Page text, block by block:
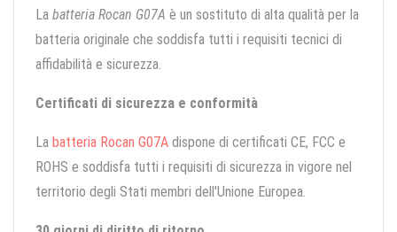
La batteria Rocan G07A è un sostituto di alta qualità per la
batteria originale che soddisfa tutti i requisiti tecnici di
affidabilità e sicurezza.
Certificati di sicurezza e conformità
La batteria Rocan G07A dispone di certificati CE, FCC e
ROHS e soddisfa tutti i requisiti di sicurezza in vigore nel
territorio degli Stati membri dell'Unione Europea.